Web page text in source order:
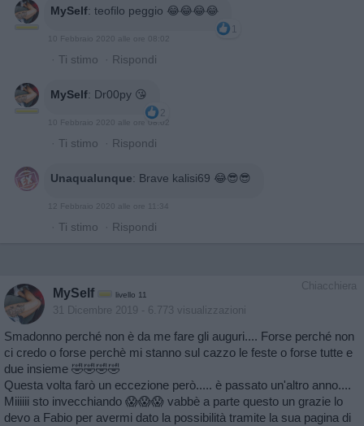
MySelf: teofilo peggio 😂😂😂😂
1
10 Febbraio 2020 alle ore 08:02
· Ti stimo · Rispondi
MySelf: Dr00py 😘
2
10 Febbraio 2020 alle ore 08:02
· Ti stimo · Rispondi
Unaqualunque: Brave kalisi69 😂😎😎
12 Febbraio 2020 alle ore 11:34
· Ti stimo · Rispondi
Chiacchiera
MySelf livello 11
31 Dicembre 2019 - 6.773 visualizzazioni
Smadonno perché non è da me fare gli auguri.... Forse perché non
ci credo o forse perchè mi stanno sul cazzo le feste o forse tutte e
due insieme 🤣🤣🤣🤣
Questa volta farò un eccezione però..... è passato un'altro anno....
Miiiiii sto invecchiando 😱😱😱 vabbè a parte questo un grazie lo
devo a Fabio per avermi dato la possibilità tramite la sua pagina di